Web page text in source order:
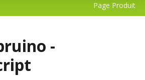
Page Produit
-